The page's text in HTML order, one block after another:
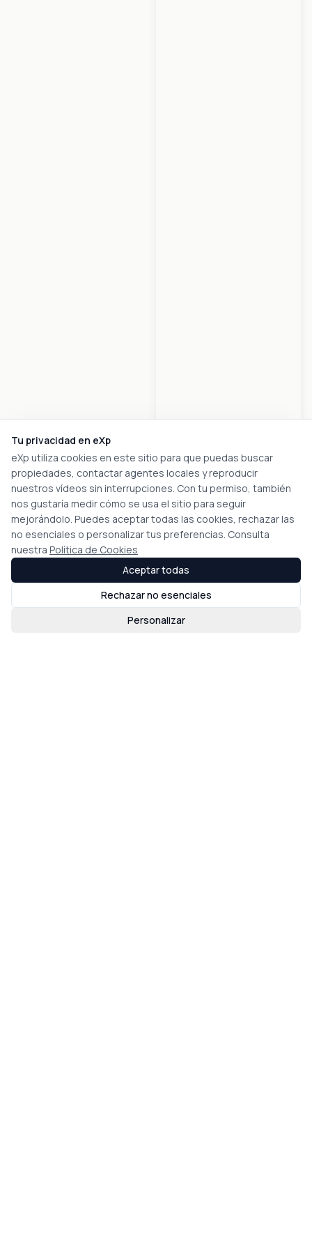
Tu privacidad en eXp
eXp utiliza cookies en este sitio para que puedas buscar
propiedades, contactar agentes locales y reproducir
nuestros vídeos sin interrupciones. Con tu permiso, también
nos gustaría medir cómo se usa el sitio para seguir
mejorándolo. Puedes aceptar todas las cookies, rechazar las
no esenciales o personalizar tus preferencias. Consulta
nuestra Política de Cookies
Personalizar
Rechazar no esenciales
Aceptar todas